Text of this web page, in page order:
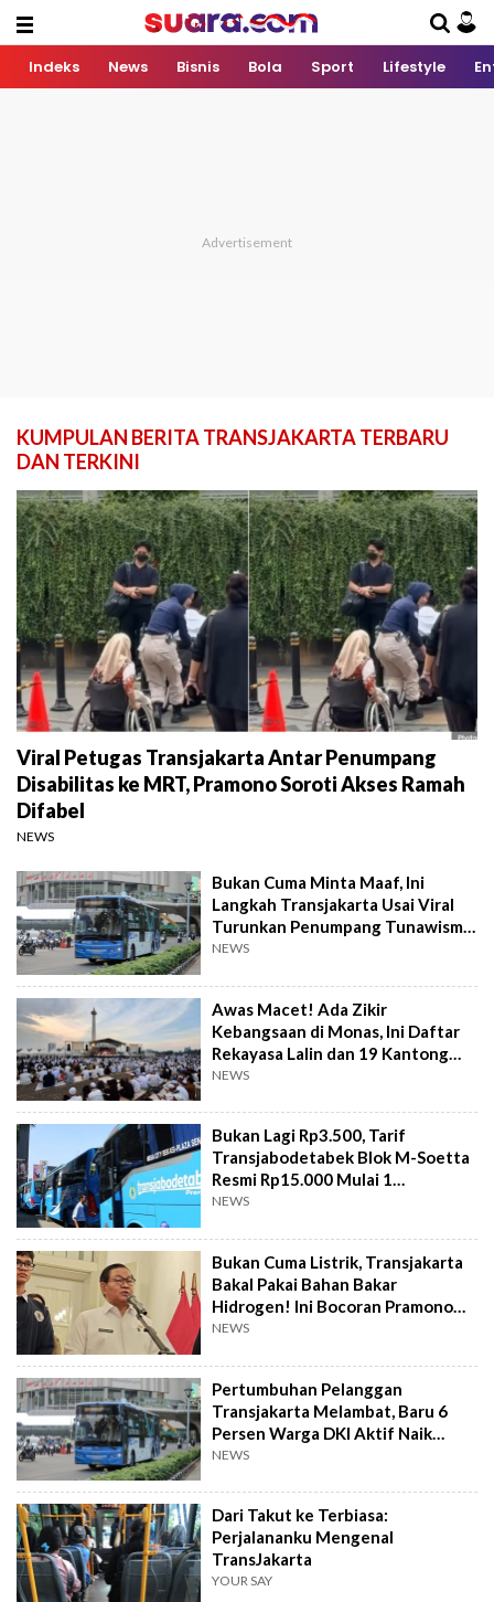
Indeks News Bisnis Bola Sport Lifestyle
KUMPULAN BERITA TRANSJAKARTA TERBARU
DAN TERKINI
Viral Petugas Transjakarta Antar Penumpang
Disabilitas ke MRT, Pramono Soroti Akses Ramah
Difabel
NEWS
Bukan Cuma Minta Maaf, Ini
Langkah Transjakarta Usai Viral
Turunkan Penumpang Tunawisma
karena Bau
NEWS
Awas Macet! Ada Zikir
Kebangsaan di Monas, Ini Daftar
Rekayasa Lalin dan 19 Kantong
Parkir
NEWS
Bukan Lagi Rp3.500, Tarif
Transjabodetabek Blok M-Soetta
Resmi Rp15.000 Mulai 1
September
NEWS
Bukan Cuma Listrik, Transjakarta
Bakal Pakai Bahan Bakar
Hidrogen! Ini Bocoran Pramono
Anung
NEWS
Pertumbuhan Pelanggan
Transjakarta Melambat, Baru 6
Persen Warga DKI Aktif Naik
Transportasi Umum
NEWS
Dari Takut ke Terbiasa:
Perjalananku Mengenal
TransJakarta
YOUR SAY